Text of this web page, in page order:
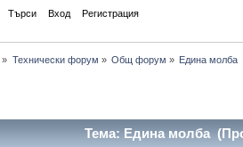
Търси Вход Регистрация
» Технически форум » Общ форум » Едина молба
Тема: Едина молба